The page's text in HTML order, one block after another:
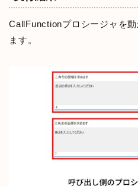
CallFunctionプロシージャを
ます。